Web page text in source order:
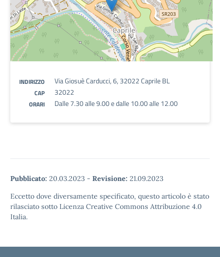
INDIRIZZO Via Giosuè Carducci, 6, 32022 Caprile BL
CAP 32022
ORARI Dalle 7.30 alle 9.00 e dalle 10.00 alle 12.00
Pubblicato: 20.03.2023 - Revisione: 21.09.2023
Eccetto dove diversamente specificato, questo articolo è stato
rilasciato sotto Licenza Creative Commons Attribuzione 4.0
Italia.